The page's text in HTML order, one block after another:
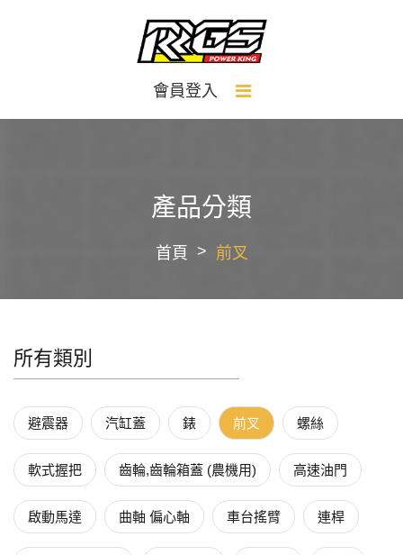
會員登入
產品分類
首頁 前叉
所有類別
避震器 汽缸蓋 錶 前叉 螺絲
軟式握把 齒輪,齒輪箱蓋 (農機用) 高速油門
啟動馬達 曲軸 偏心軸 車台搖臂 連桿